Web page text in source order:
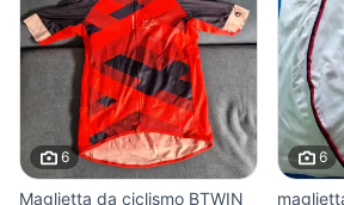
6
Maglietta da ciclismo BTWIN
6